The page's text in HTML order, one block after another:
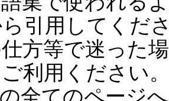
引用してくだ
方等で迷った
利用ください
全てのページ